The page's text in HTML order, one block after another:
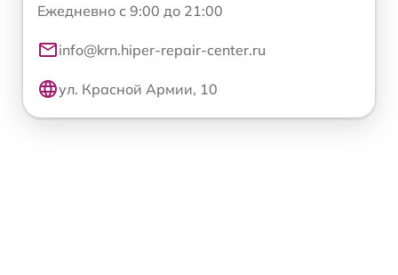
Ежедневно с 9:00 до 21:00
info@krn.hiper-repair-center.ru
ул. Красной Армии, 10